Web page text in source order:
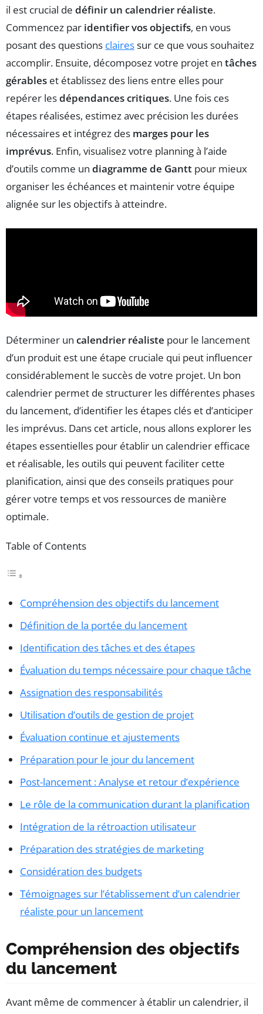
il est crucial de définir un calendrier réaliste.
Commencez par identifier vos objectifs, en vous
posant des questions clairessur ce que vous souhaitez
accomplir. Ensuite, décomposez votre projet en tâches
gérables et établissez des liens entre elles pour
repérer lesdépendances critiques. Une fois ces
étapes réalisées, estimez avec précision les durées
nécessaires et intégrez des marges pour les
imprévus. Enfin, visualisez votre planning à l’aide
d’outils comme un diagramme de Gantt pour mieux
organiser les échéances et maintenir votre équipe
alignée sur les objectifs à atteindre.
Déterminer un calendrier réaliste pour le lancement
d’un produit est une étape cruciale qui peut influencer
considérablement le succès de votre projet. Un bon
calendrier permet de structurer les différentes phases
du lancement, d’identifier les étapes clés et d’anticiper
les imprévus. Dans cet article, nous allons explorer les
étapes essentielles pour établir un calendrier efficace
et réalisable, les outils qui peuvent faciliter cette
planification, ainsi que des conseils pratiques pour
gérer votre temps et vos ressources de manière
optimale.
Table of Contents
Compréhension des objectifs du lancement
Définition de la portée du lancement
Identification des tâches et des étapes
Évaluation du temps nécessaire pour chaque tâche
Assignation des responsabilités
Utilisation d’outils de gestion de projet
Évaluation continue et ajustements
Préparation pour le jour du lancement
Post-lancement : Analyse et retour d’expérience
Le rôle de la communication durant la planification
Intégration de la rétroaction utilisateur
Préparation des stratégies de marketing
Considération des budgets
Témoignages sur l’établissement d’un calendrier
réaliste pour un lancement
Compréhension des objectifs
du lancement
Avant même de commencer à établir un calendrier, il